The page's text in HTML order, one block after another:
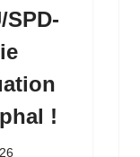
SPD-
!